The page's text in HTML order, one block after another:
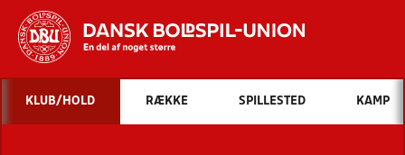
Hvad vil du søge efter?
INDHOLD OG NYHEDER
KLUB/HOLD RÆKKE SPILLESTED KAMP